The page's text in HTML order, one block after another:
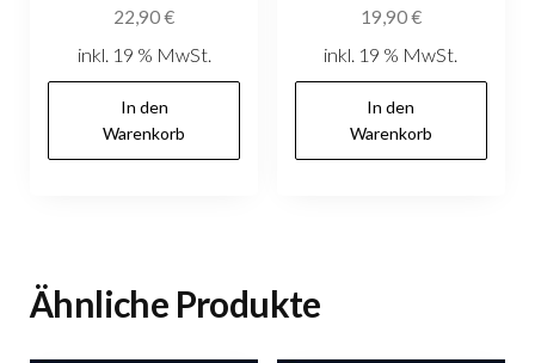
22,90€
inkl. 19 % MwSt.
In den
Warenkorb
19,90€
inkl. 19 % MwSt.
In den
Warenkorb
Ähnliche Produkte